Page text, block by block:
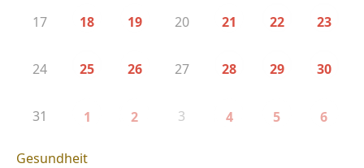
17 18 19 20 21 22 23
24 25 26 27 28 29 30
31 1 2 3 4 5 6
Gesundheit